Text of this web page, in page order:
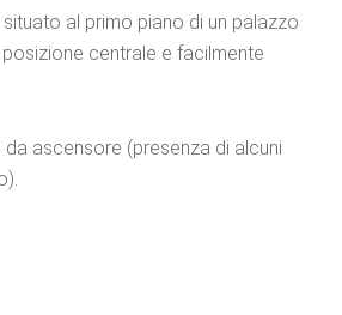
al primo piano di un palazzo
centrale e facilmente
da ascensore (presenza di alcuni